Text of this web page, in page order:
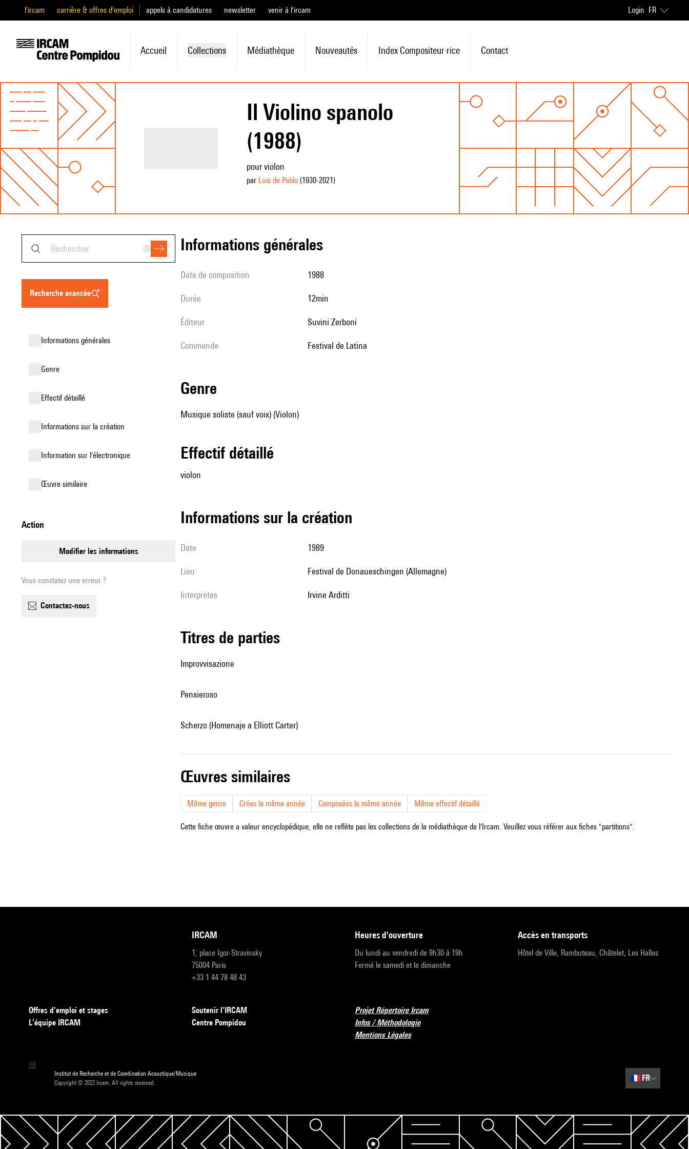
l'ircam carrière & offres d'emploi appels à candidatures newsletter venir à l'ircam Login FR
Accueil Collections Médiathèque Nouveautés Index Compositeur·rice Contact
Il Violino spanolo
(1988)
pour violon
par Luis de Pablo(1930-2021)
recherche avancée
informations générales
genre
effectif détaillé
informations sur la création
Information sur l'électronique
œuvre similaire
action
modifier les informations
Vous constatez une erreur ?
contactez-nous
informations générales
date de composition 1988
durée 12min
éditeur Suvini Zerboni
Commande Festival de Latina
genre
Musique soliste (sauf voix) (Violon)
effectif détaillé
violon
informations sur la création
date 1989
lieu Festival de Donaueschingen (Allemagne)
interprètes Irvine Arditti
Titres de parties
Improvvisazione
Pensieroso
Scherzo (Homenaje a Elliott Carter)
œuvres similaires
Même genre Crées la même année Composées la même année Même effectif détaillé
Cette fiche œuvre a valeur encyclopédique, elle ne reflète pas les collections de la médiathèque de l'Ircam. Veuillez vous référer aux fiches "partitions".
IRCAM
1, place Igor-Stravinsky
75004 Paris
+33 1 44 78 48 43
heures d'ouverture
Du lundi au vendredi de 9h30 à 19h
Fermé le samedi et le dimanche
accès en transports
Hôtel de Ville, Rambuteau, Châtelet, Les Halles
Offres d’emploi et stages
L’équipe IRCAM
Soutenir l’IRCAM
Centre Pompidou
Projet Répertoire Ircam
Infos / Méthodologie
Mentions Légales
Institut de Recherche et de Coordination Acoustique/Musique
Copyright © 2022 Ircam. All rights reserved.
🇫🇷 FR